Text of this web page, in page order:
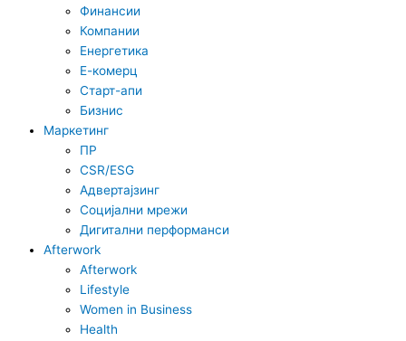
Финансии
Компании
Енергетика
Е-комерц
Старт-апи
Бизнис
Маркетинг
ПР
CSR/ESG
Адвертајзинг
Социјални мрежи
Дигитални перформанси
Afterwork
Afterwork
Lifestyle
Women in Business
Health